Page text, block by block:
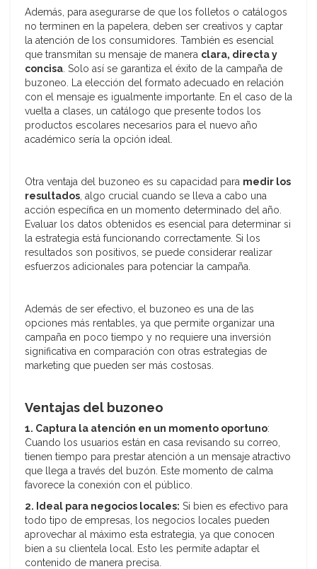
Además, para asegurarse de que los folletos o catálogos
no terminen en la papelera, deben ser creativos y captar
la atención de los consumidores. También es esencial
que transmitan su mensaje de manera clara, directa y
concisa. Solo así se garantiza el éxito de la campaña de
buzoneo. La elección del formato adecuado en relación
con el mensaje es igualmente importante. En el caso de la
vuelta a clases, un catálogo que presente todos los
productos escolares necesarios para el nuevo año
académico sería la opción ideal.
Otra ventaja del buzoneo es su capacidad para medir los
resultados, algo crucial cuando se lleva a cabo una
acción específica en un momento determinado del año.
Evaluar los datos obtenidos es esencial para determinar si
la estrategia está funcionando correctamente. Si los
resultados son positivos, se puede considerar realizar
esfuerzos adicionales para potenciar la campaña.
Además de ser efectivo, el buzoneo es una de las
opciones más rentables, ya que permite organizar una
campaña en poco tiempo y no requiere una inversión
significativa en comparación con otras estrategias de
marketing que pueden ser más costosas.
Ventajas del buzoneo
1. Captura la atención en un momento oportuno:
Cuando los usuarios están en casa revisando su correo,
tienen tiempo para prestar atención a un mensaje atractivo
que llega a través del buzón. Este momento de calma
favorece la conexión con el público.
2. Ideal para negocios locales: Si bien es efectivo para
todo tipo de empresas, los negocios locales pueden
aprovechar al máximo esta estrategia, ya que conocen
bien a su clientela local. Esto les permite adaptar el
contenido de manera precisa.